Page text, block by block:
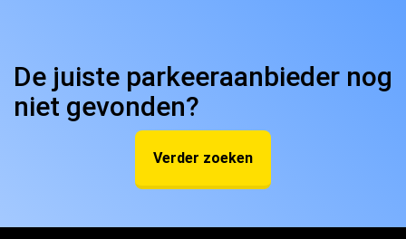
De juiste parkeeraanbieder nog
niet gevonden?
Verder zoeken